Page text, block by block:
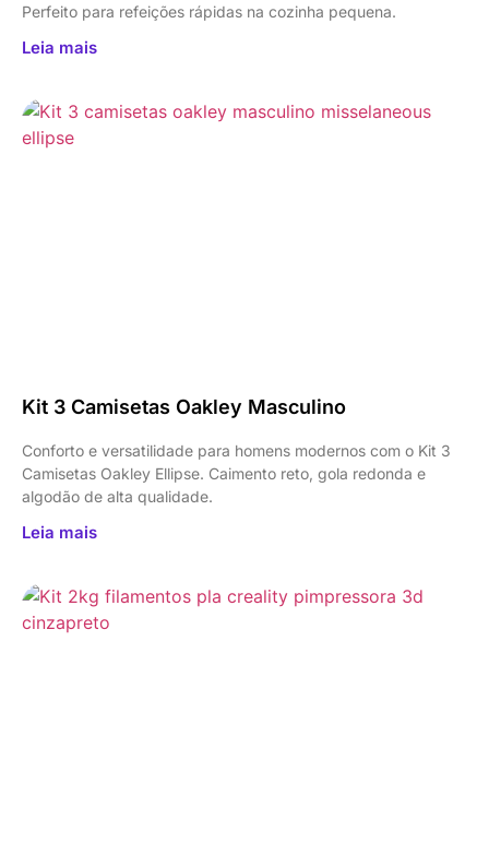
Perfeito para refeições rápidas na cozinha pequena.
Leia mais
Kit 3 Camisetas Oakley Masculino
Conforto e versatilidade para homens modernos com o Kit 3
Camisetas Oakley Ellipse. Caimento reto, gola redonda e
algodão de alta qualidade.
Leia mais